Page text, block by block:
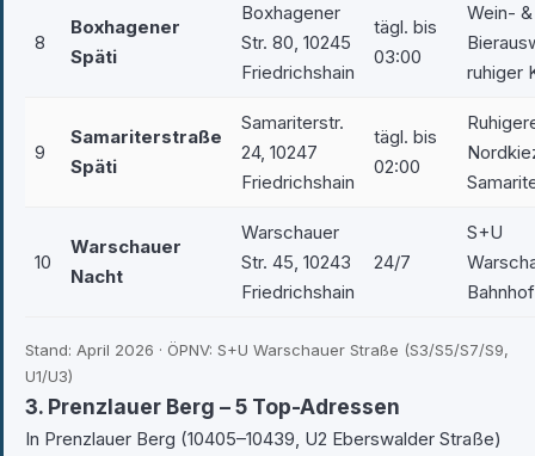
8
Boxhagener
Späti
Boxhagener
Str. 80, 10245
Friedrichshain
tägl. bis
03:00
Wein- &
ruhiger
9
Samariterstraße
Späti
Samariterstr.
24, 10247
Friedrichshain
tägl. bis
02:00
10
Warschauer
Nacht
Warschauer
Str. 45, 10243
Friedrichshain
24/7
S+U
Stand: April 2026 · ÖPNV: S+U Warschauer Straße (S3/S5/S7/S9,
U1/U3)
3. Prenzlauer Berg – 5 Top-Adressen
In Prenzlauer Berg (10405–10439, U2 Eberswalder Straße)